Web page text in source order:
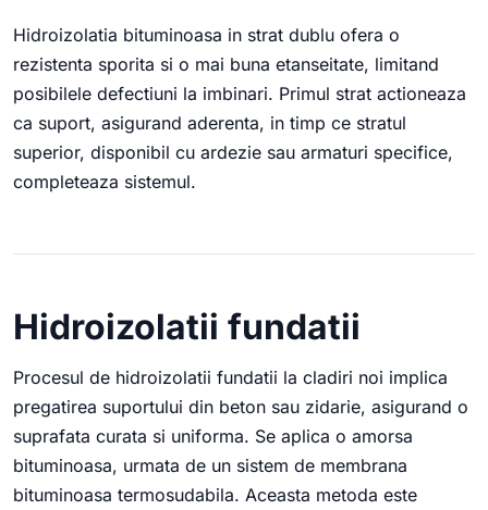
Hidroizolatia bituminoasa in strat dublu ofera o
rezistenta sporita si o mai buna etanseitate, limitand
posibilele defectiuni la imbinari. Primul strat actioneaza
ca suport, asigurand aderenta, in timp ce stratul
superior, disponibil cu ardezie sau armaturi specifice,
completeaza sistemul.
Hidroizolatii fundatii
Procesul de hidroizolatii fundatii la cladiri noi implica
pregatirea suportului din beton sau zidarie, asigurand o
suprafata curata si uniforma. Se aplica o amorsa
bituminoasa, urmata de un sistem de membrana
bituminoasa termosudabila. Aceasta metoda este